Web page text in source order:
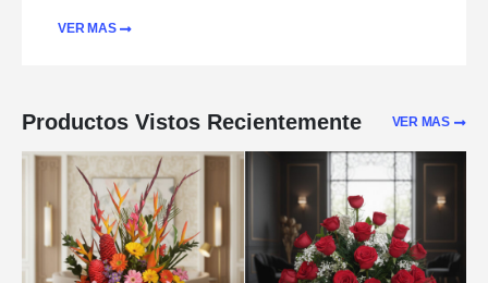
VER MAS
VER MAS
Productos Vistos Recientemente